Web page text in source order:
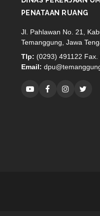
PENATAAN RUANG
Jl. Pahlawan No. 21,
Temanggung, Jawa
Tlp: (0293) 491122 Fax.
Email: